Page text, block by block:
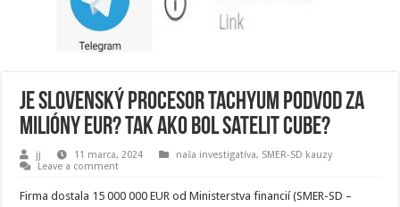
Je slovenský procesor Tachyum podvod za
milióny EUR? Tak ako bol satelit Cube?
jj 11 marca, 2024 naša investigatíva, SMER-SD kauzy
Leave a comment
Firma dostala 15 000 000 EUR od Ministerstva financií (SMER-SD –